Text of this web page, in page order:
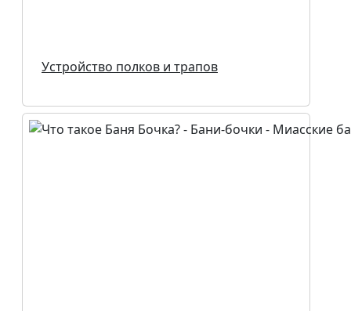
Устройство полков и трапов